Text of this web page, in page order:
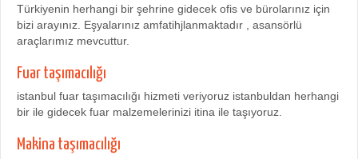
Türkiyenin herhangi bir şehrine gidecek ofis ve bürolarınız için
bizi arayınız. Eşyalarınız amfatihjlanmaktadır , asansörlü
araçlarımız mevcuttur.
Fuar taşımacılığı
istanbul fuar taşımacılığı hizmeti veriyoruz istanbuldan herhangi
bir ile gidecek fuar malzemelerinizi itina ile taşıyoruz.
Makina taşımacılığı